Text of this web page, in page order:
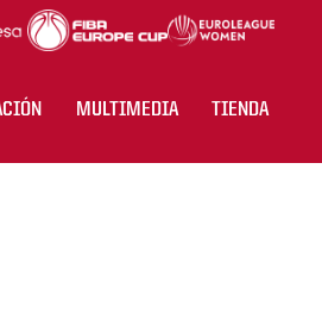
MULTIMEDIA TIENDA